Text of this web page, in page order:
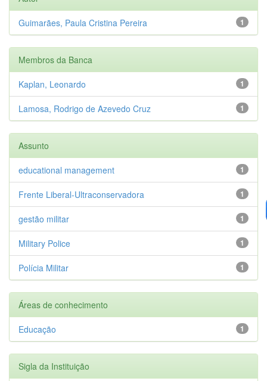
1
Guimarães, Paula Cristina Pereira
Membros da Banca
1
Kaplan, Leonardo
1
Lamosa, Rodrigo de Azevedo Cruz
Assunto
1
educational management
1
Frente Liberal-Ultraconservadora
1
gestão militar
1
Military Police
1
Polícia Militar
Áreas de conhecimento
1
Educação
Sigla da Instituição